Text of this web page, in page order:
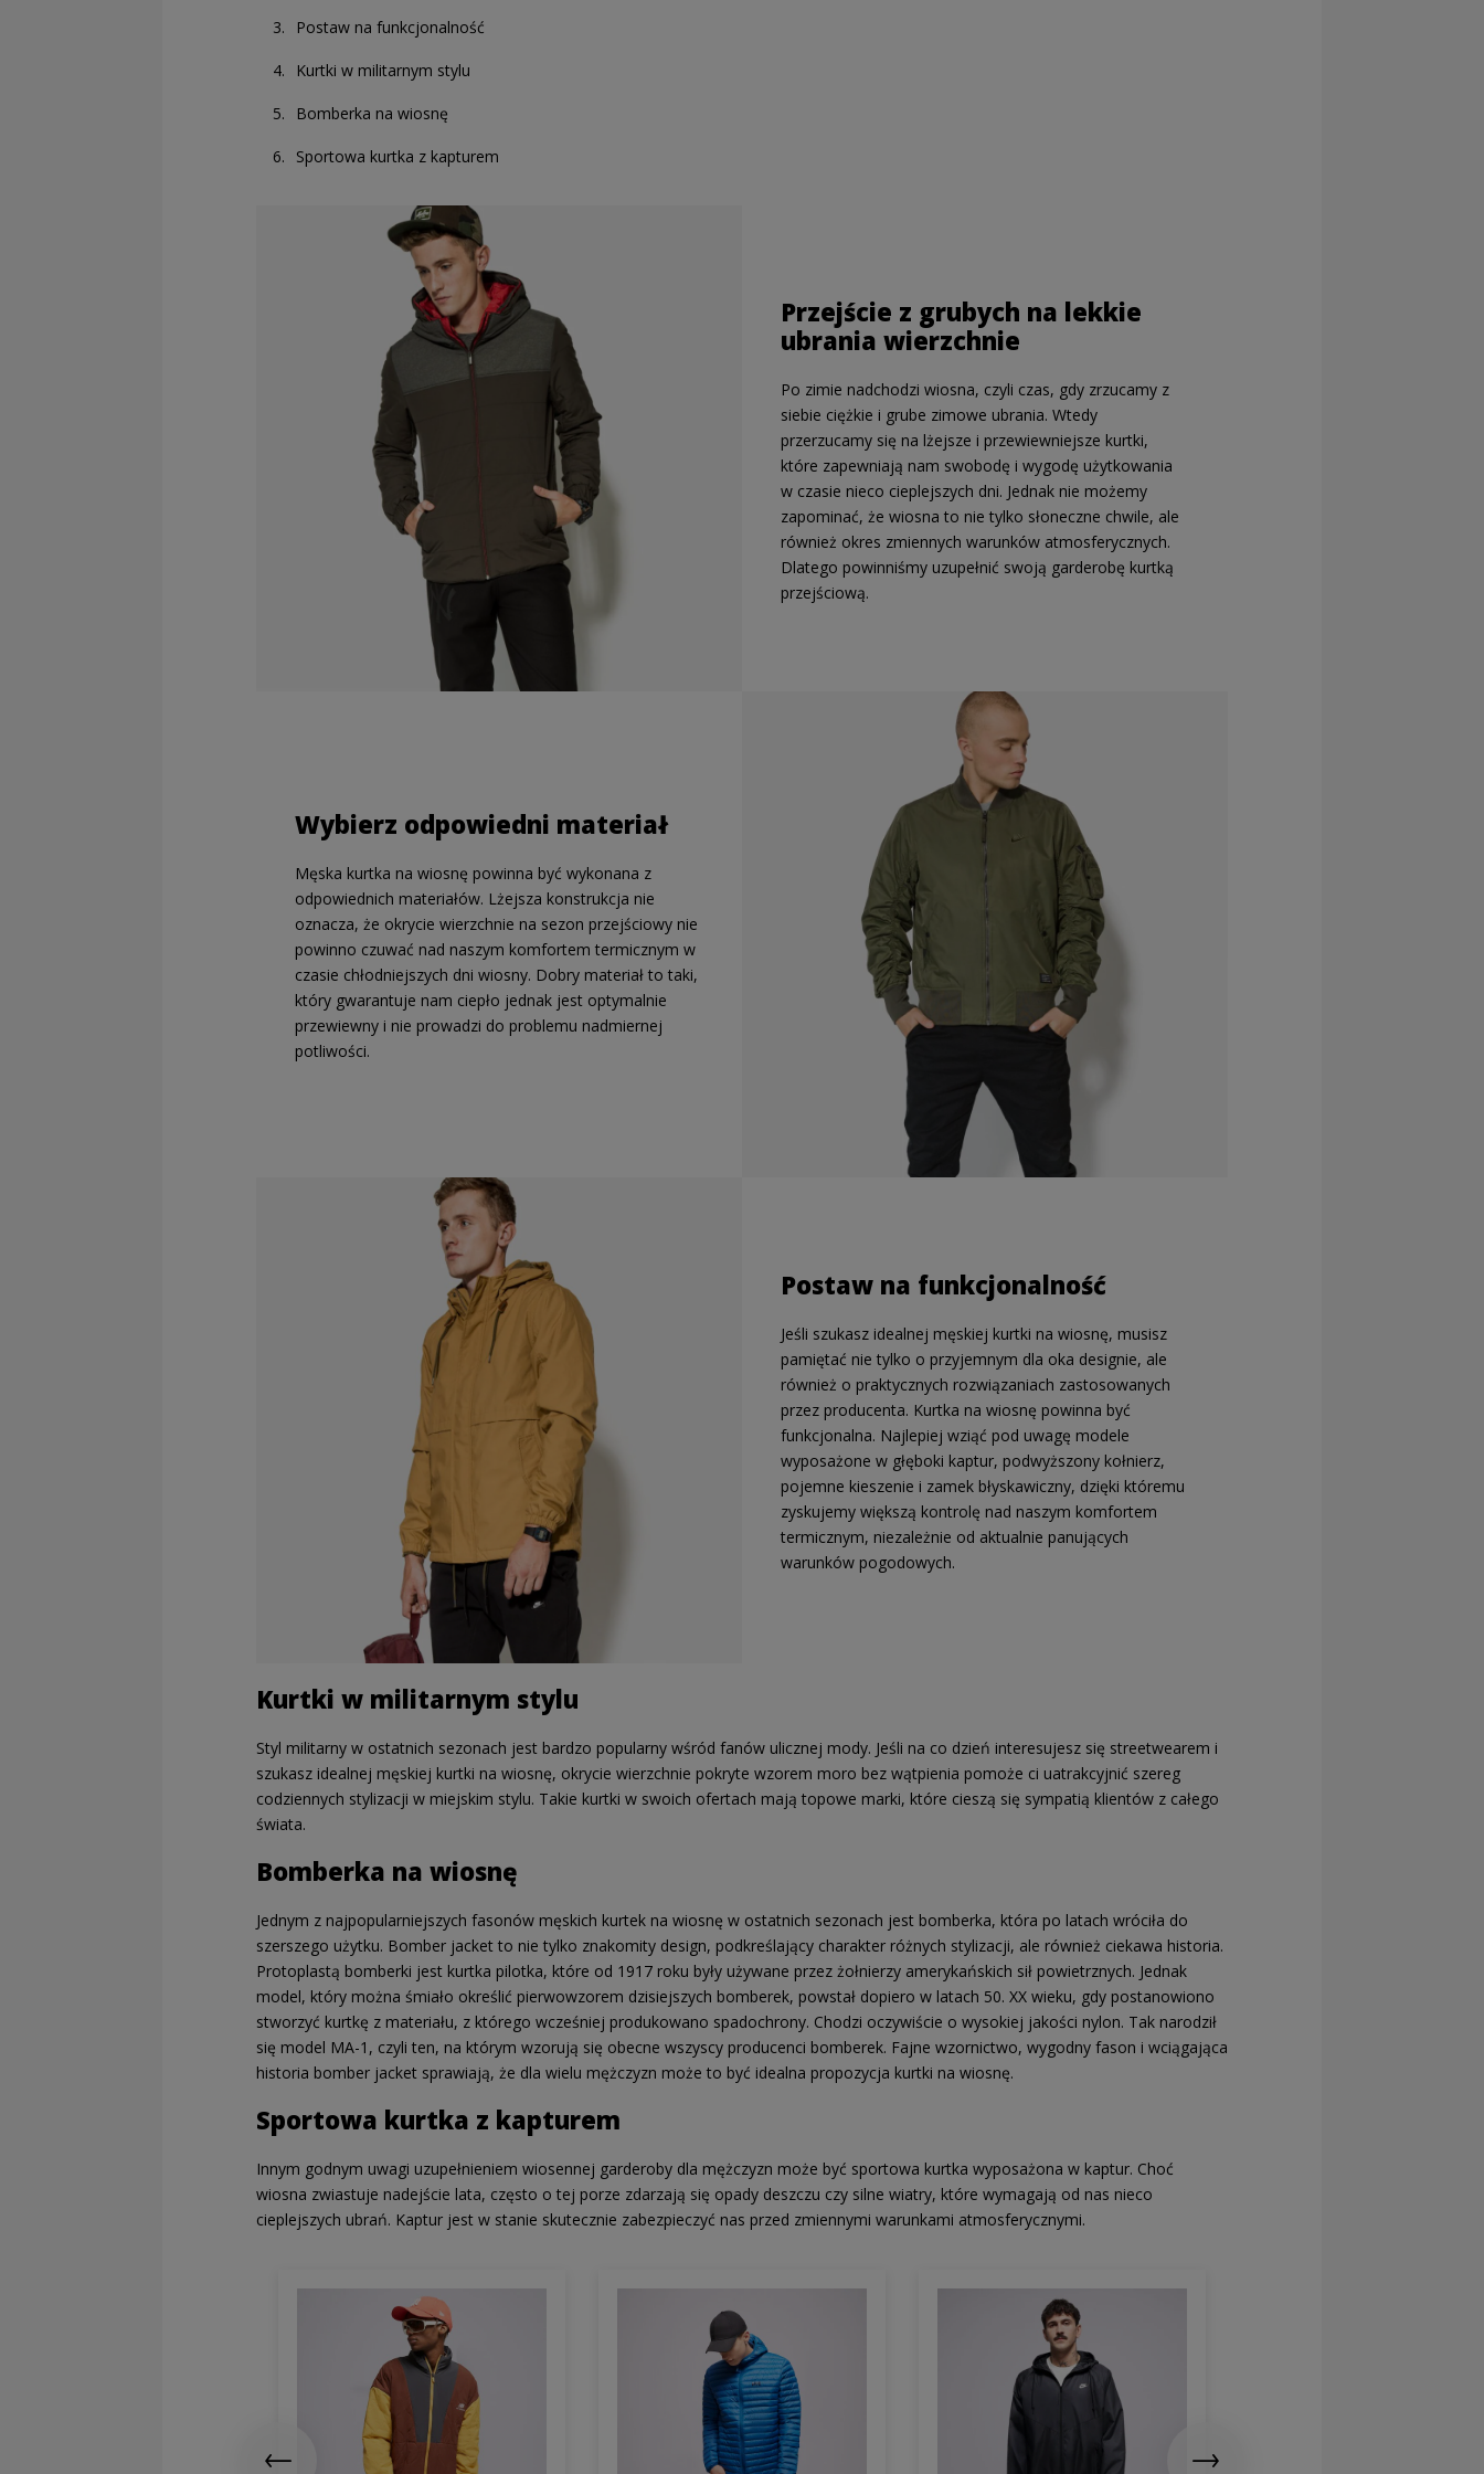
Postaw na funkcjonalność
Kurtki w militarnym stylu
Bomberka na wiosnę
Sportowa kurtka z kapturem
Przejście z grubych na lekkie
ubrania wierzchnie
Po zimie nadchodzi wiosna, czyli czas, gdy zrzucamy z
siebie ciężkie i grube zimowe ubrania. Wtedy
przerzucamy się na lżejsze i przewiewniejsze kurtki,
które zapewniają nam swobodę i wygodę użytkowania
w czasie nieco cieplejszych dni. Jednak nie możemy
zapominać, że wiosna to nie tylko słoneczne chwile, ale
również okres zmiennych warunków atmosferycznych.
Dlatego powinniśmy uzupełnić swoją garderobę kurtką
przejściową.
Wybierz odpowiedni materiał
Męska kurtka na wiosnę powinna być wykonana z
odpowiednich materiałów. Lżejsza konstrukcja nie
oznacza, że okrycie wierzchnie na sezon przejściowy nie
powinno czuwać nad naszym komfortem termicznym w
czasie chłodniejszych dni wiosny. Dobry materiał to taki,
który gwarantuje nam ciepło jednak jest optymalnie
przewiewny i nie prowadzi do problemu nadmiernej
potliwości.
Postaw na funkcjonalność
Jeśli szukasz idealnej męskiej kurtki na wiosnę, musisz
pamiętać nie tylko o przyjemnym dla oka designie, ale
również o praktycznych rozwiązaniach zastosowanych
przez producenta. Kurtka na wiosnę powinna być
funkcjonalna. Najlepiej wziąć pod uwagę modele
wyposażone w głęboki kaptur, podwyższony kołnierz,
pojemne kieszenie i zamek błyskawiczny, dzięki któremu
zyskujemy większą kontrolę nad naszym komfortem
termicznym, niezależnie od aktualnie panujących
warunków pogodowych.
Kurtki w militarnym stylu
Styl militarny w ostatnich sezonach jest bardzo popularny wśród fanów ulicznej mody. Jeśli na co dzień interesujesz się streetwearem i
szukasz idealnej męskiej kurtki na wiosnę, okrycie wierzchnie pokryte wzorem moro bez wątpienia pomoże ci uatrakcyjnić szereg
codziennych stylizacji w miejskim stylu. Takie kurtki w swoich ofertach mają topowe marki, które cieszą się sympatią klientów z całego
świata.
Bomberka na wiosnę
Jednym z najpopularniejszych fasonów męskich kurtek na wiosnę w ostatnich sezonach jest bomberka, która po latach wróciła do
szerszego użytku. Bomber jacket to nie tylko znakomity design, podkreślający charakter różnych stylizacji, ale również ciekawa historia.
Protoplastą bomberki jest kurtka pilotka, które od 1917 roku były używane przez żołnierzy amerykańskich sił powietrznych. Jednak
model, który można śmiało określić pierwowzorem dzisiejszych bomberek, powstał dopiero w latach 50. XX wieku, gdy postanowiono
stworzyć kurtkę z materiału, z którego wcześniej produkowano spadochrony. Chodzi oczywiście o wysokiej jakości nylon. Tak narodził
się model MA-1, czyli ten, na którym wzorują się obecne wszyscy producenci bomberek. Fajne wzornictwo, wygodny fason i wciągająca
historia bomber jacket sprawiają, że dla wielu mężczyzn może to być idealna propozycja kurtki na wiosnę.
Sportowa kurtka z kapturem
Innym godnym uwagi uzupełnieniem wiosennej garderoby dla mężczyzn może być sportowa kurtka wyposażona w kaptur. Choć
wiosna zwiastuje nadejście lata, często o tej porze zdarzają się opady deszczu czy silne wiatry, które wymagają od nas nieco
cieplejszych ubrań. Kaptur jest w stanie skutecznie zabezpieczyć nas przed zmiennymi warunkami atmosferycznymi.